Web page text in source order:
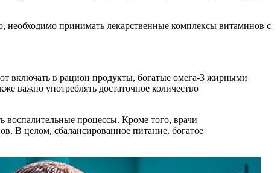
необходимо принимать лекарственные комплексы витаминов с
включать в рацион продукты, богатые омега-3 жирными
важно употреблять достаточное количество
воспалительные процессы. Кроме того, врачи
В целом, сбалансированное питание, богатое